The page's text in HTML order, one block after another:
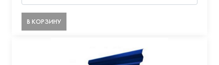
В КОРЗИНУ